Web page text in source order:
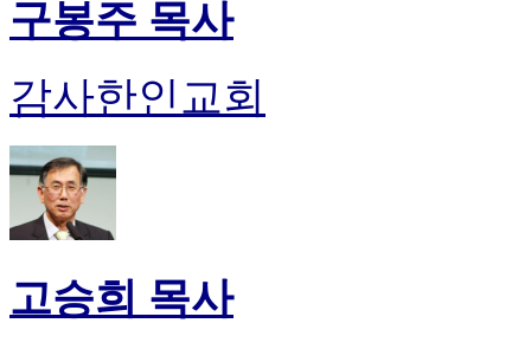
구봉주 목사
감사한인교회
고승희 목사